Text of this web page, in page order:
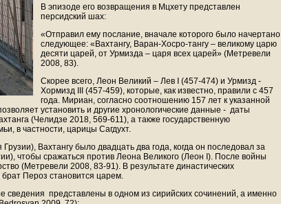
В эпизоде его возвращения в Мцхету представлен
персидский шах:
«Отправил ему послание, вначале которого было начертано
следующее: «Вахтангу, Варан-Хосро-тангу – великому царю
десяти царей, от Урмизда – царя всех царей» (Метревели
2008, 83).
Скорее всего, Леон Великий – Лев I (457-474) и Урмизд -
Хормизд III (457-459), которые, как известно, правили с 457
года. Мириан, согласно соотношению 157 лет к указанной
установить и другие хронологические данные - даты
(Челидзе 2018, 569-611), а также государственную
в частности, царицы Сагдухт.
Вахтангу было двадцать два года, когда он последовал за
чтобы сражаться против Леона Великого (Леон I). После войны
(Метревели 2008, 83-91). В результате династических
Пероз становится царем.
сведения представлены в одном из сирийских сочинений, а именно